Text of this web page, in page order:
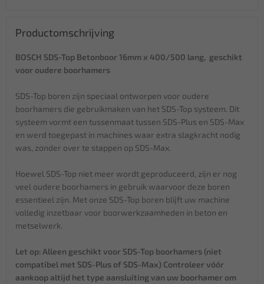
Productomschrijving
BOSCH SDS-Top Betonboor 16mm x 400/500 lang, geschikt
voor oudere boorhamers
SDS-Top boren zijn speciaal ontworpen voor oudere
boorhamers die gebruikmaken van het SDS-Top systeem. Dit
systeem vormt een tussenmaat tussen SDS-Plus en SDS-Max
en werd toegepast in machines waar extra slagkracht nodig
was, zonder over te stappen op SDS-Max.
Hoewel SDS-Top niet meer wordt geproduceerd, zijn er nog
veel oudere boorhamers in gebruik waarvoor deze boren
essentieel zijn. Met onze SDS-Top boren blijft uw machine
volledig inzetbaar voor boorwerkzaamheden in beton en
metselwerk.
Let op: Alleen geschikt voor SDS-Top boorhamers (niet
compatibel met SDS-Plus of SDS-Max) Controleer vóór
aankoop altijd het type aansluiting van uw boorhamer om